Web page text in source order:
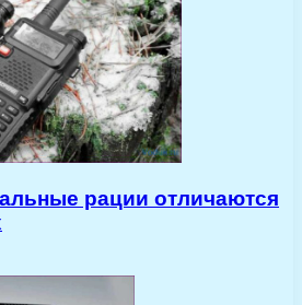
рации отличаются